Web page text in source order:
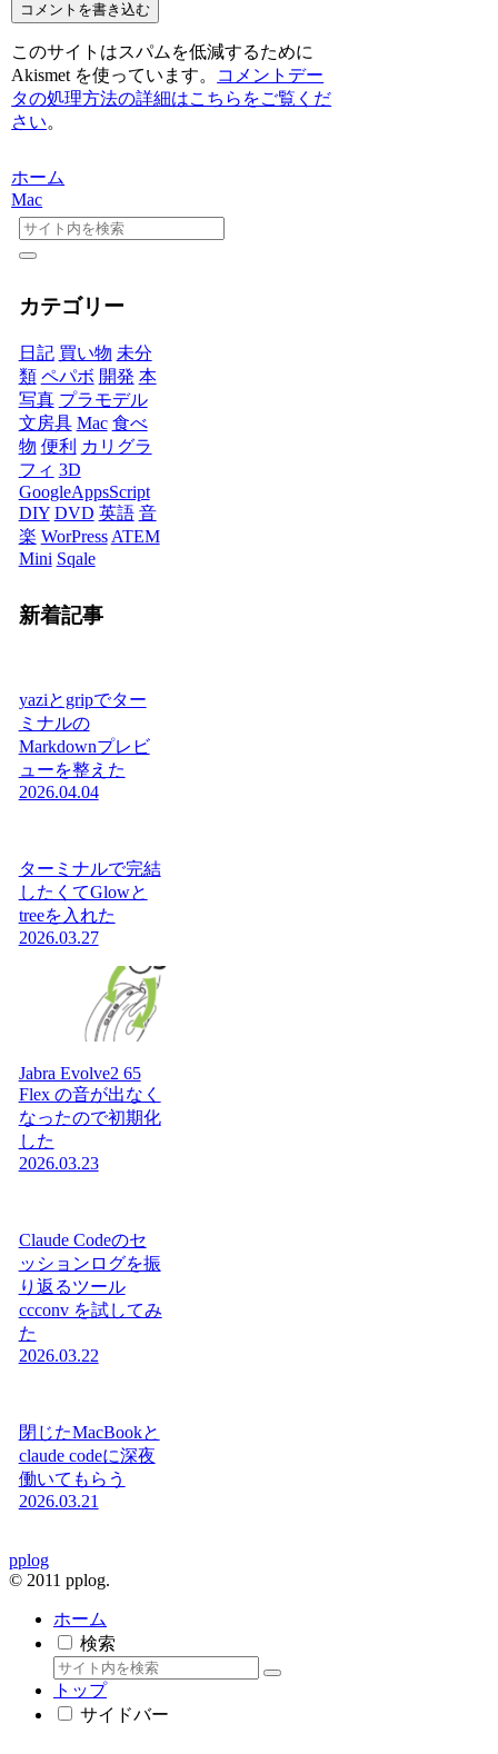
コメントを書き込む
このサイトはスパムを低減するために
Akismet を使っています。
コメントデー
タの処理方法の詳細はこちらをご覧くだ
さい。
ホーム
Mac
カテゴリー
日記 買い物 未分
類 ペパボ 開発 本
写真 プラモデル
文房具 Mac 食べ
物 便利 カリグラ
フィ 3D
GoogleAppsScript
DIY DVD 英語 音
楽 WorPress ATEM
Mini Sqale
新着記事
yaziとgripでター
ミナルの
Markdownプレビ
ューを整えた
2026.04.04
ターミナルで完結
したくてGlowと
treeを入れた
2026.03.27
Jabra Evolve2 65
Flex の音が出なく
なったので初期化
した
2026.03.23
Claude Codeのセ
ッションログを振
り返るツール
ccconv を試してみ
た
2026.03.22
閉じたMacBookと
claude codeに深夜
働いてもらう
2026.03.21
pplog
© 2011 pplog.
ホーム
検索
トップ
サイドバー